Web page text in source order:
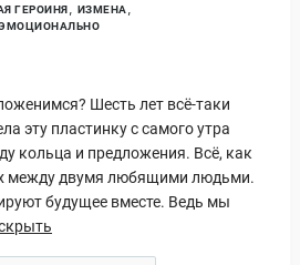
ГЕРОИНЯ
ИЗМЕНА
Шесть лет всё-таки
эту пластинку с самого утра
кольца и предложения. Всё, как
между двумя любящими людьми.
будущее вместе. Ведь мы